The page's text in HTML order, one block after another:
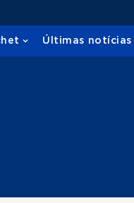
Últimas notícias